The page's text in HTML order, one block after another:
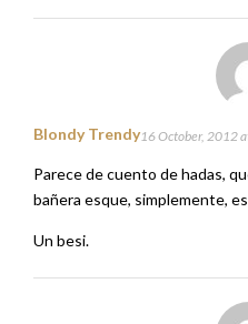
Blondy Trendy16 October, 2012
Parece de cuento de hadas,
bañera esque, simplemente,
Un besi.